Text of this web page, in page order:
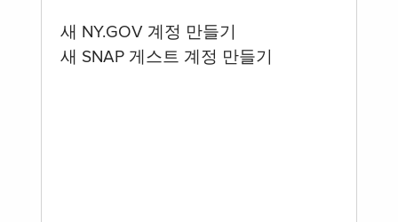
새 NY.GOV 계정 만들기
새 SNAP 게스트 계정 만들기